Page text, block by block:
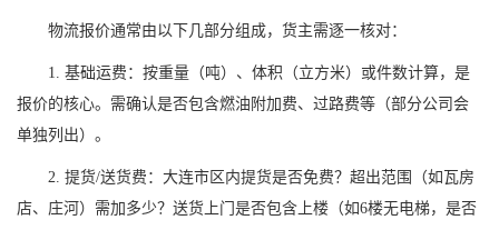
物流报价通常由以下几部分组成，货主需逐一核对：
1. 基础运费：按重量（吨）、体积（立方米）或件数计算，是
报价的核心。需确认是否包含燃油附加费、过路费等（部分公司会
单独列出）。
2. 提货/送货费：大连市区内提货是否免费？超出范围（如瓦房
店、庄河）需加多少？送货上门是否包含上楼（如6楼无电梯，是否